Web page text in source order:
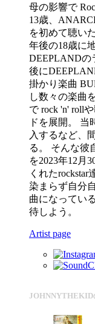
母の影響で
13歳、
を初めて聴い
年後の18歳に
DEEPLANDの
後に
掛かり楽曲
し数々の楽曲
で rock 'n' roll
ドを展開。 当
入するなど、
る。 そんな彼
を2023年12月
くれた
染まらず自分
曲になってい
待しよう。
Artist page
JOHNNYTHEKID